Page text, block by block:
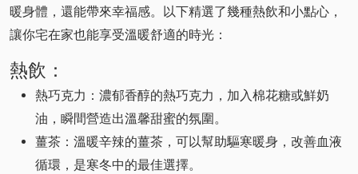
暖身體，還能帶來幸福感。以下精選了幾種熱飲和小點心，
讓你宅在家也能享受溫暖舒適的時光：
熱飲：
熱巧克力：濃郁香醇的熱巧克力，加入棉花糖或鮮奶
油，瞬間營造出溫馨甜蜜的氛圍。
薑茶：溫暖辛辣的薑茶，可以幫助驅寒暖身，改善血液
循環，是寒冬中的最佳選擇。